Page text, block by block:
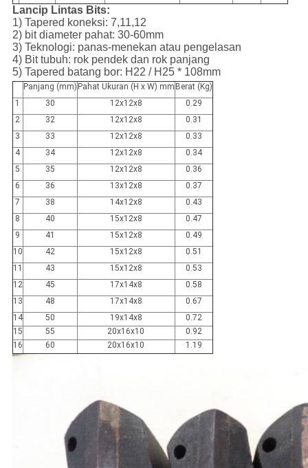
Lancip Lintas Bits:
1) Tapered koneksi: 7,11,12
2) bit diameter pahat: 30-60mm
3) Teknologi: panas-menekan atau pengelasan
4) Bit tubuh: rok pendek dan rok panjang
5) Tapered batang bor: H22 / H25 * 108mm
Panjang (mm) Pahat Ukuran (H x W) mm Berat (Kg)
1
30 12x12x8
0.29
2
32 12x12x8
0.31
3
33 12x12x8
0.33
4
34 12x12x8
0.34
5
35 12x12x8
0.36
6
36 13x12x8
0.37
7
38 14x12x8
0.43
8
40 15x12x8
0.47
9
41 15x12x8
0.49
10
42 15x12x8
0.51
11
43 15x12x8
0.53
12
45 17x14x8
0.58
13
48 17x14x8
0.67
14
50 19x14x8
0.72
15
55 20x16x10
0.92
16
60 20x16x10 1.19